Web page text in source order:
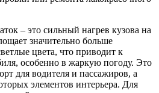
– это сильный нагрев кузова на
значительно больше
цвета, что приводит к
особенно в жаркую погоду. Это
для водителя и пассажиров, а
элементов интерьера. Для